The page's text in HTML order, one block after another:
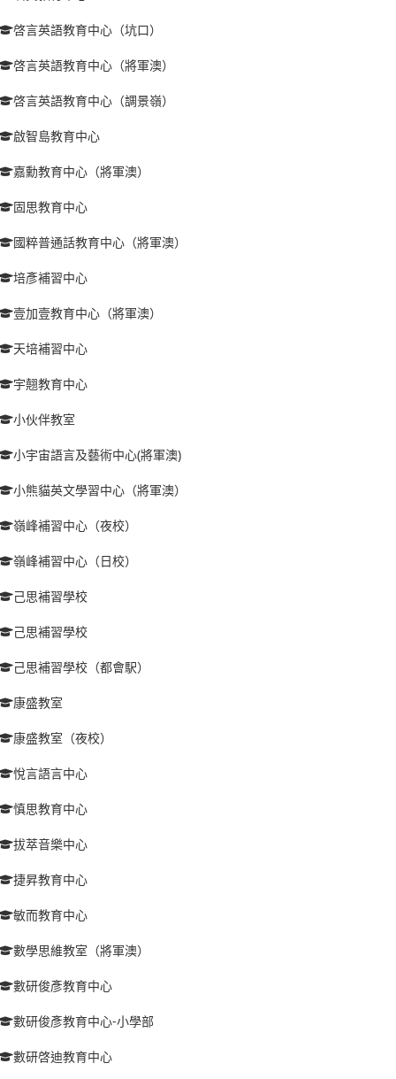
啓言英語教育中心（坑口）
啓言英語教育中心（將軍澳）
啓言英語教育中心（調景嶺）
啟智島教育中心
嘉勳教育中心（將軍澳）
固思教育中心
國粹普通話教育中心（將軍澳）
培彥補習中心
壹加壹教育中心（將軍澳）
天培補習中心
宇翹教育中心
小伙伴教室
小宇宙語言及藝術中心(將軍澳)
小熊貓英文學習中心（將軍澳）
嶺峰補習中心（夜校）
嶺峰補習中心（日校）
己思補習學校
己思補習學校
己思補習學校（都會駅）
康盛教室
康盛教室（夜校）
悅言語言中心
慎思教育中心
拔萃音樂中心
捷昇教育中心
敏而教育中心
數學思維教室（將軍澳）
數研俊彥教育中心
數研俊彥教育中心-小學部
數研啓迪教育中心